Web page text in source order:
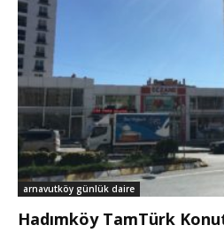
arnavutköy günlük daire
Hadımköy TamTürk